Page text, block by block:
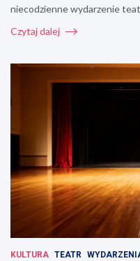
niecodzienne wydarzenie
Czytaj dalej
KULTURA TEATR